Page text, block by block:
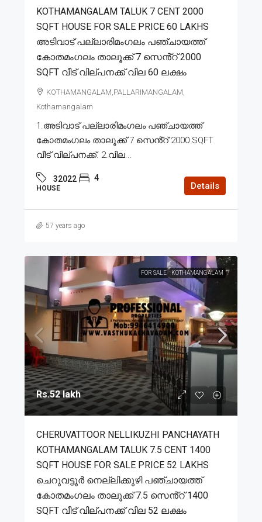
KOTHAMANGALAM TALUK 7 CENT 2000
SQFT HOUSE FOR SALE PRICE 60 LAKHS
അടിവാട് പല്ലാരിമംഗലം പഞ്ചായത്ത്
കോതമംഗലം താലൂക്ക് 7 സെൻ്റ് 2000
SQFT വീട് വില്പനക്ക് വില 60 ലക്ഷം
KOTHAMANGALAM,PALLARIMANGALAM,
Kothamangalam
1.അടിവാട് പല്ലാരിമംഗലം പഞ്ചായത്ത്
കോതമംഗലം താലൂക്ക് 7 സെൻ്റ് 2000 SQFT
വീട് വില്പനക്ക്. 2.വില...
32022 4
HOUSE Details
57 years ago
FOR SALE KOTHAMANGALAM
Rs.52 lakh
CHERUVATTOOR NELLIKUZHI PANCHAYATH
KOTHAMANGALAM TALUK 7.5 CENT 1400
SQFT HOUSE FOR SALE PRICE 52 LAKHS
ചെറുവട്ടൂർ നെല്ലിക്കുഴി പഞ്ചായത്ത്
കോതമംഗലം താലൂക്ക് 7.5 സെൻ്റ് 1400
SQFT വീട് വില്പനക്ക് വില 52 ലക്ഷം